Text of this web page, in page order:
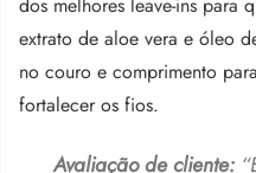
extrato de aloe vera e óleo
no couro e comprimento
fortalecer os fios.
Avaliação de cliente: